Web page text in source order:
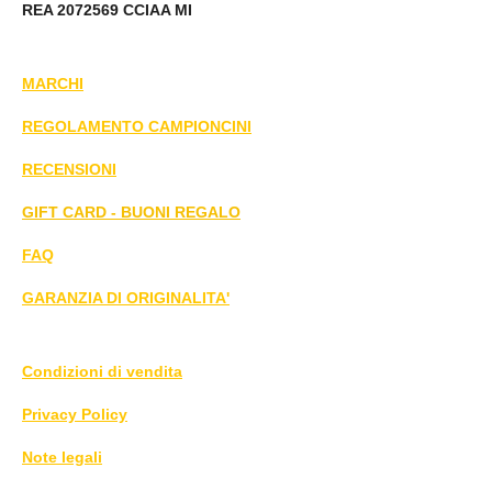
REA 2072569 CCIAA MI
MARCHI
REGOLAMENTO CAMPIONCINI
RECENSIONI
GIFT CARD - BUONI REGALO
FAQ
GARANZIA DI ORIGINALITA'
Condizioni di vendita
Privacy Policy
Note legali